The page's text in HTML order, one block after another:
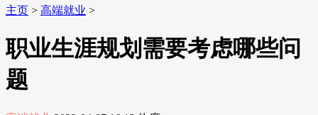
主页 > 高端就业 >
职业生涯规划需要考虑哪些问
题